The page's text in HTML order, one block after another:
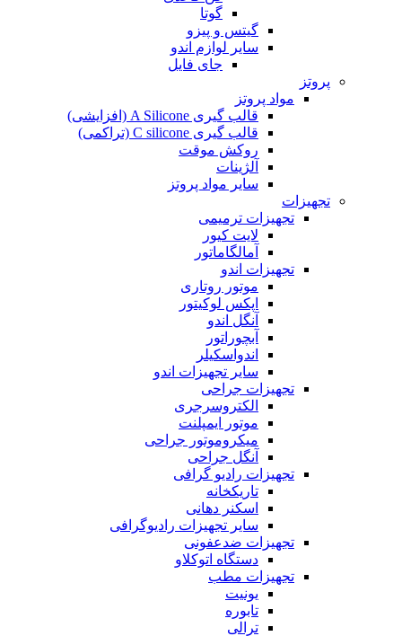
گوتا
گیتس و پیزو
سایر لوازم اندو
جای فایل
پروتز
مواد پروتز
قالب گیری A Silicone (افزایشی)
قالب گیری C silicone (تراکمی)
روکش موقت
آلژینات
سایر مواد پروتز
تجهیزات
تجهیزات ترمیمی
لایت کیور
آمالگاماتور
تجهیزات اندو
موتور روتاری
اپکس لوکیتور
آنگل اندو
آبچوراتور
اندواسکیلر
سایر تجهیزات اندو
تجهیزات جراحی
الکتروسرجری
موتور ایمپلنت
میکروموتور جراحی
آنگل جراحی
تجهیزات رادیو گرافی
تاریکخانه
اسکنر دهانی
سایر تجهیزات رادیوگرافی
تجهیزات ضدعفونی
دستگاه اتوکلاو
تجهیزات مطب
یونیت
تابوره
ترالی